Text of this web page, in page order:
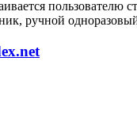
пользователю
ручной